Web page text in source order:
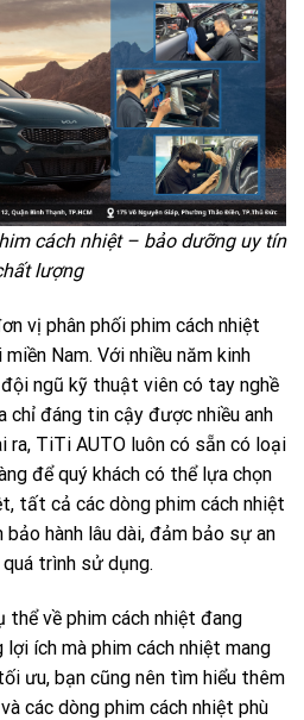
cách nhiệt – bảo dưỡng uy tín
lượng
vị phân phối phim cách nhiệt
Nam. Với nhiều năm kinh
ngũ kỹ thuật viên có tay nghề
chỉ đáng tin cậy được nhiều anh
ra, TiTi AUTO luôn có sẵn có loại
để quý khách có thể lựa chọn
tất cả các dòng phim cách nhiệt
hành lâu dài, đảm bảo sự an
trình sử dụng.
thể về phim cách nhiệt đang
ích mà phim cách nhiệt mang
ưu, bạn cũng nên tìm hiểu thêm
các dòng phim cách nhiệt phù